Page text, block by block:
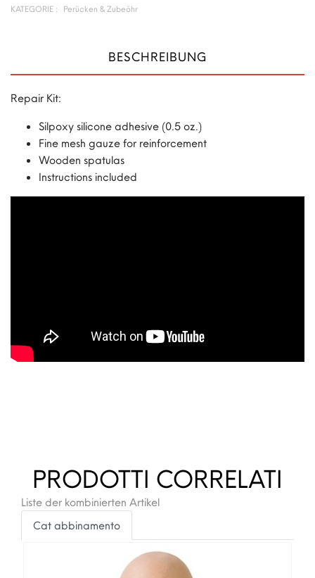
KATEGORIE :
Perücken & Zubeöhr
BESCHREIBUNG
Repair Kit:
Silpoxy silicone adhesive (0.5 oz.)
Fine mesh gauze for reinforcement
Wooden spatulas
Instructions included
PRODOTTI CORRELATI
Liste der kombinierten Artikel
Cat abbinamento